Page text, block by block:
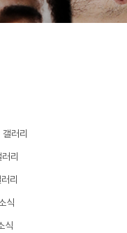
러리
리
리
식
식